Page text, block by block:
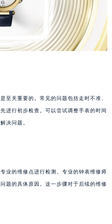
至关重要的。常见的问题包括走时不准、
进行初步检查。可以尝试调整手表的时间
决问题。
业的维修点进行检测。专业的钟表维修师
题的具体原因。这一步骤对于后续的维修